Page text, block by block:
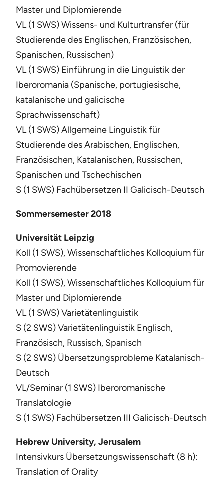
Master und Diplomierende
VL (1 SWS) Wissens- und Kulturtransfer (für
Studierende des Englischen, Französischen,
Spanischen, Russischen)
VL (1 SWS) Einführung in die Linguistik der
Iberoromania (Spanische, portugiesische,
katalanische und galicische
Sprachwissenschaft)
VL (1 SWS) Allgemeine Linguistik für
Studierende des Arabischen, Englischen,
Französischen, Katalanischen, Russischen,
Spanischen und Tschechischen
S (1 SWS) Fachübersetzen II Galicisch-Deutsch
Sommersemester 2018
Universität Leipzig
Koll (1 SWS), Wissenschaftliches Kolloquium für
Promovierende
Koll (1 SWS), Wissenschaftliches Kolloquium für
Master und Diplomierende
VL (1 SWS) Varietätenlinguistik
S (2 SWS) Varietätenlinguistik Englisch,
Französisch, Russisch, Spanisch
S (2 SWS) Übersetzungsprobleme Katalanisch-
Deutsch
VL/Seminar (1 SWS) Iberoromanische
Translatologie
S (1 SWS) Fachübersetzen III Galicisch-Deutsch
Hebrew University, Jerusalem
Intensivkurs Übersetzungswissenschaft (8 h):
Translation of Orality